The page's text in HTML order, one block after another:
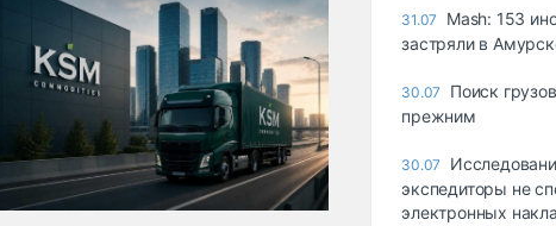
31.07
Mash: 153
застряли в
30.07
Поиск
прежним
30.07
экспедиторы не
электронных